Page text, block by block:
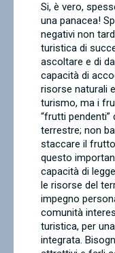
Si, è vero,
una panacea!
negativi non
turistica di
ascoltare e di
capacità di
risorse naturali
turismo, ma i
“frutti pendenti”
terrestre; non
staccare il
questo
capacità di
le risorse del
impegno
comunità
turistica, per
integrata.